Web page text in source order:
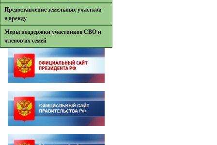
Предоставление земельных участков
в аренду
Меры поддержки участников СВО и
членов их семей